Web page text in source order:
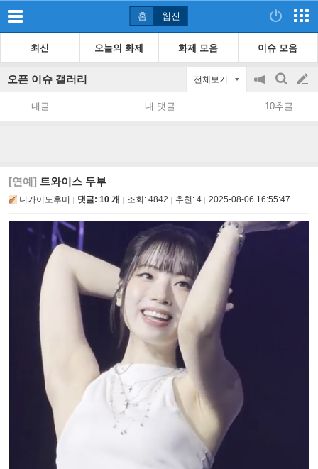
홈 웹진
최신 오늘의 화제 화제 모음 이슈 모음
오픈 이슈 갤러리 전체보기
공
지
on/off
검
색
글
쓰
내글 내 댓글 10추글
[연예] 트와이스 두부
니카이도후미 댓글: 10 개 조회: 4842 추천: 4 2025-08-06 16:55:47